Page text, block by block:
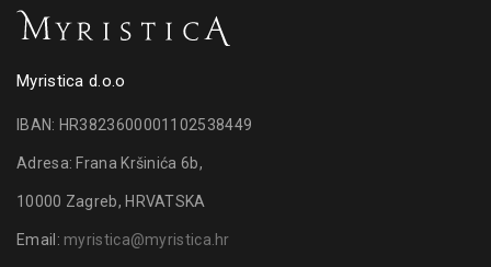
Myristica d.o.o
IBAN: HR3823600001102538449
Adresa: Frana Kršinića 6b,
10000 Zagreb, HRVATSKA
Email: myristica@myristica.hr